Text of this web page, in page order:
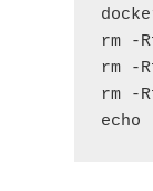
rm -
rm -
rm -
echo